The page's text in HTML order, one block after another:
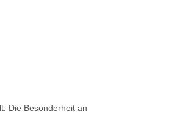
Die Besonderheit an